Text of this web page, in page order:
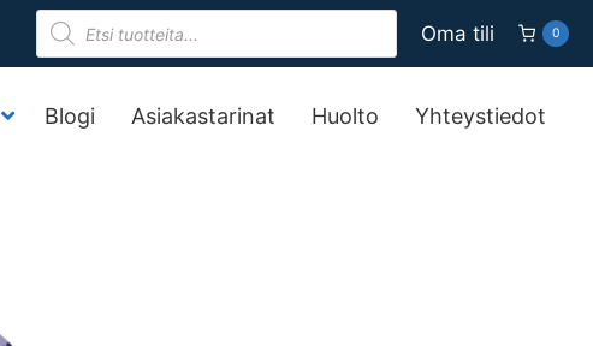
Products
search
Oma tili 0
Blogi Asiakastarinat Huolto Yhteystiedot